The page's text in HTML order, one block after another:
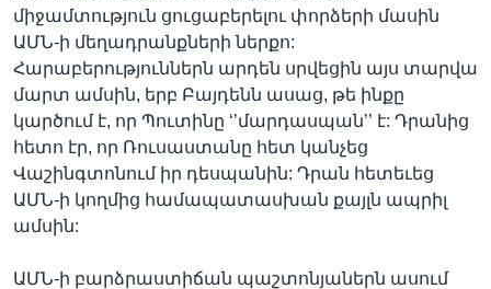
միջամտություն ցուցաբերելու փորձերի մասին
ԱՄՆ-ի մեղադրանքների ներքո:
Հարաբերություններն արդեն սրվեցին այս տարվա
մարտ ամսին, երբ Բայդենն ասաց, թե ինքը
կարծում է, որ Պուտինը ‘’մարդասպան’’ է: Դրանից
հետո էր, որ Ռուսաստանը հետ կանչեց
Վաշինգտոնում իր դեսպանին: Դրան հետեւեց
ԱՄՆ-ի կողմից համապատասխան քայլն ապրիլ
ամսին:
ԱՄՆ-ի բարձրաստիճան պաշտոնյաներն ասում